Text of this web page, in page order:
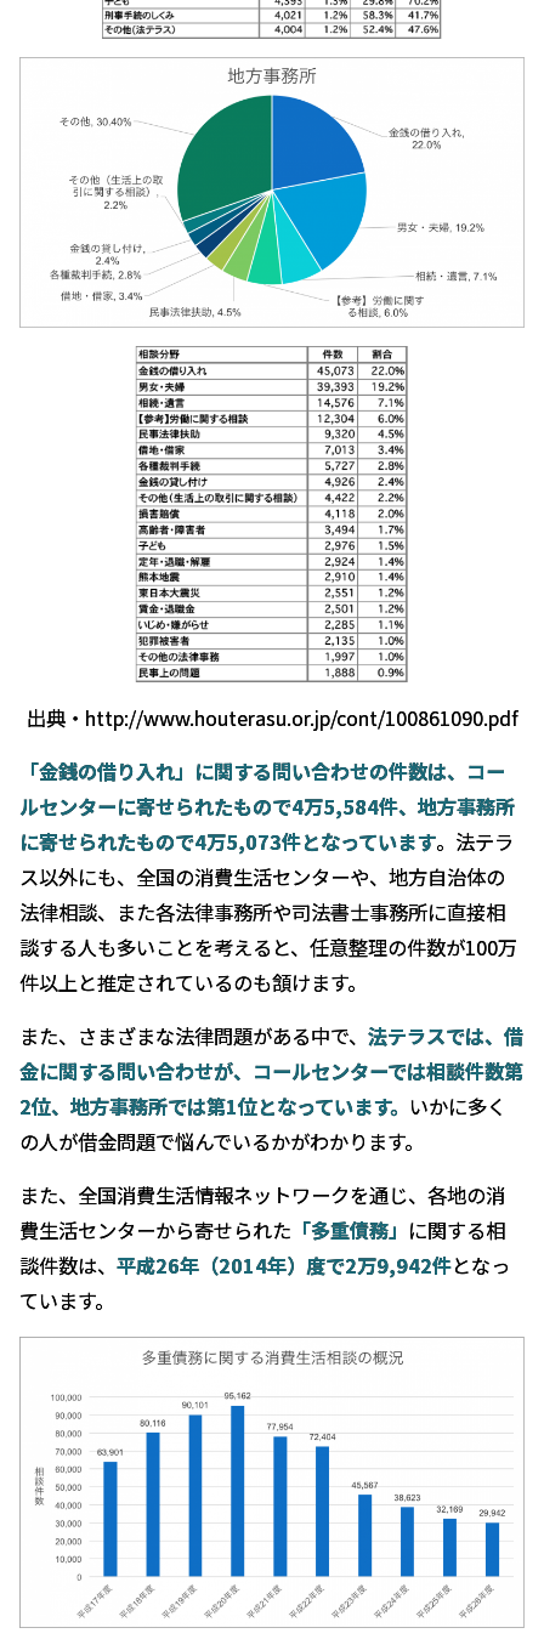
出典・http://www.houterasu.or.jp/cont/100861090.pdf
「金銭の借り入れ」に関する問い合わせの件数は、コー
ルセンターに寄せられたもので4万5,584件、地方事務所
に寄せられたもので4万5,073件となっています。法テラ
ス以外にも、全国の消費生活センターや、地方自治体の
法律相談、また各法律事務所や司法書士事務所に直接相
談する人も多いことを考えると、任意整理の件数が100万
件以上と推定されているのも頷けます。
また、さまざまな法律問題がある中で、法テラスでは、借
金に関する問い合わせが、コールセンターでは相談件数第
2位、地方事務所では第1位となっています。 いかに多く
の人が借金問題で悩んでいるかがわかります。
また、全国消費生活情報ネットワークを通じ、各地の消
費生活センターから寄せられた 「多重債務」 に関する相
談件数は、平成26年（2014年）度で2万9,942件となっ
ています。